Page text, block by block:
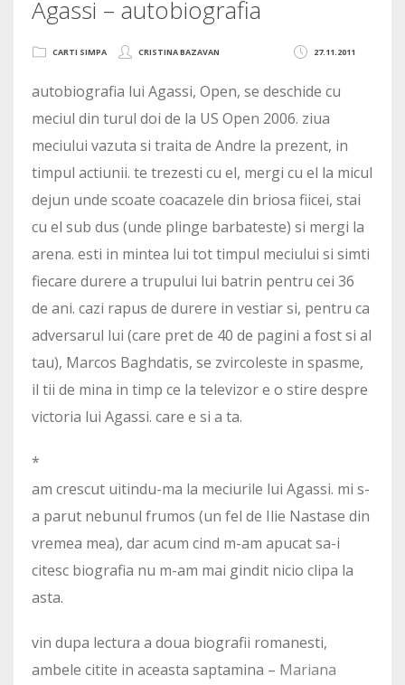
Agassi – autobiografia
27.11.2011
CARTI SIMPA CRISTINA BAZAVAN
autobiografia lui Agassi, Open, se deschide cu
meciul din turul doi de la US Open 2006. ziua
meciului vazuta si traita de Andre la prezent, in
timpul actiunii. te trezesti cu el, mergi cu el la micul
dejun unde scoate coacazele din briosa fiicei, stai
cu el sub dus (unde plinge barbateste) si mergi la
arena. esti in mintea lui tot timpul meciului si simti
fiecare durere a trupului lui batrin pentru cei 36
de ani. cazi rapus de durere in vestiar si, pentru ca
adversarul lui (care pret de 40 de pagini a fost si al
tau), Marcos Baghdatis, se zvircoleste in spasme,
il tii de mina in timp ce la televizor e o stire despre
victoria lui Agassi. care e si a ta.
*
am crescut uitindu-ma la meciurile lui Agassi. mi s-
a parut nebunul frumos (un fel de Ilie Nastase din
vremea mea), dar acum cind m-am apucat sa-i
citesc biografia nu m-am mai gindit nicio clipa la
asta.
vin dupa lectura a doua biografii romanesti,
ambele citite in aceasta saptamina – Mariana